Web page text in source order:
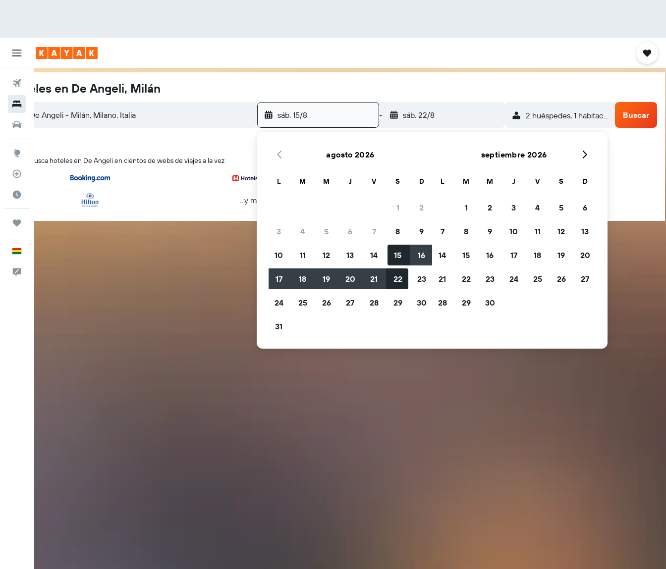
Vuelos
Trips
Hoteles en De Angeli, Milán
sáb. 15/8 - sáb. 22/8 2 huéspedes, 1 habitación Buscar
KAYAK busca hoteles en De Angeli en cientos de webs de viajes a la vez
...y más
agosto 2026
L M M J V S D
1 2
3 4 5 6 7 8 9
10 11 12 13 14 15 16
17 18 19 20 21 22 23
24 25 26 27 28 29 30
31
septiembre 2026
L M M J V S D
1 2 3 4 5 6
7 8 9 10 11 12 13
14 15 16 17 18 19 20
21 22 23 24 25 26 27
28 29 30